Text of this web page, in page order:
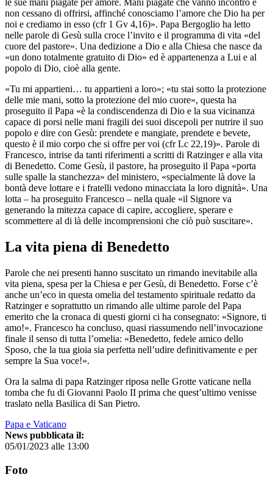
le sue mani piagate per amore. Mani piagate che vanno incontro e
non cessano di offrirsi, affinché conosciamo l’amore che Dio ha per
noi e crediamo in esso (cfr 1 Gv 4,16)». Papa Bergoglio ha letto
nelle parole di Gesù sulla croce l’invito e il programma di vita «del
cuore del pastore». Una dedizione a Dio e alla Chiesa che nasce da
«un dono totalmente gratuito di Dio» ed è appartenenza a Lui e al
popolo di Dio, cioè alla gente.
«Tu mi appartieni… tu appartieni a loro»; «tu stai sotto la protezione
delle mie mani, sotto la protezione del mio cuore», questa ha
proseguito il Papa «è la condiscendenza di Dio e la sua vicinanza
capace di porsi nelle mani fragili dei suoi discepoli per nutrire il suo
popolo e dire con Gesù: prendete e mangiate, prendete e bevete,
questo è il mio corpo che si offre per voi (cfr Lc 22,19)». Parole di
Francesco, intrise da tanti riferimenti a scritti di Ratzinger e alla vita
di Benedetto. Come Gesù, il pastore, ha proseguito il Papa «porta
sulle spalle la stanchezza» del ministero, «specialmente là dove la
bontà deve lottare e i fratelli vedono minacciata la loro dignità». Una
lotta – ha proseguito Francesco – nella quale «il Signore va
generando la mitezza capace di capire, accogliere, sperare e
scommettere al di là delle incomprensioni che ciò può suscitare».
La vita piena di Benedetto
Parole che nei presenti hanno suscitato un rimando inevitabile alla
vita piena, spesa per la Chiesa e per Gesù, di Benedetto. Forse c’è
anche un’eco in questa omelia del testamento spirituale redatto da
Ratzinger e soprattutto un rimando alle ultime parole del Papa
emerito che la cronaca di questi giorni ci ha consegnato: «Signore, ti
amo!». Francesco ha concluso, quasi riassumendo nell’invocazione
finale il senso di tutta l’omelia: «Benedetto, fedele amico dello
Sposo, che la tua gioia sia perfetta nell’udire definitivamente e per
sempre la Sua voce!».
Ora la salma di papa Ratzinger riposa nelle Grotte vaticane nella
tomba che fu di Giovanni Paolo II prima che quest’ultimo venisse
traslato nella Basilica di San Pietro.
Papa e Vaticano
News pubblicata il:
05/01/2023 alle 13:00
Foto